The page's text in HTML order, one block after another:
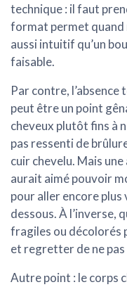
technique : il faut
format permet quand
aussi intuitif qu’un
faisable.
Par contre,
peut être un point
cheveux plutôt fins à
pas ressenti de
cuir chevelu. Mais
aurait aimé pouvoir
pour aller encore
dessous. À l’inverse,
fragiles ou décolorés
et regretter de ne
Autre point : le corps